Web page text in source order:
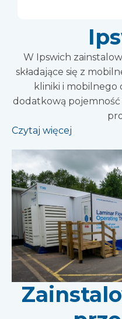
W Ipswich
składające się z
kliniki i mobilnego
dodatkową
Czytaj więcej